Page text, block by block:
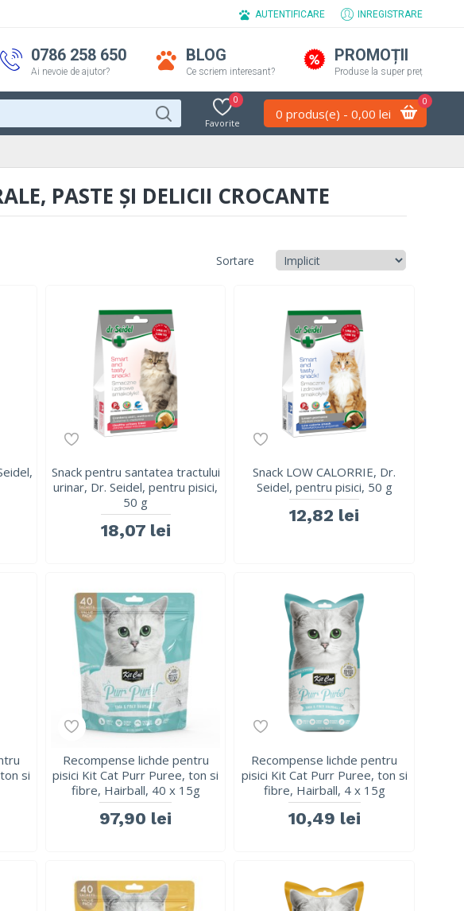
AUTENTIFICARE INREGISTRARE
0786 258 650
Ai nevoie de ajutor?
BLOG
Ce scriem interesant?
PROMOȚII
Produse la super preț
Favorite
0
0 produs(e) - 0,00 lei
0
PASTE ȘI DELICII CROCANTE
Sortare
Snack pentru santatea tractului
urinar, Dr. Seidel, pentru pisici,
50 g
18,07 lei
Snack LOW CALORRIE, Dr.
Seidel, pentru pisici, 50 g
12,82 lei
si
Recompense lichde pentru
pisici Kit Cat Purr Puree, ton si
fibre, Hairball, 40 x 15g
97,90 lei
Recompense lichde pentru
pisici Kit Cat Purr Puree, ton si
fibre, Hairball, 4 x 15g
10,49 lei